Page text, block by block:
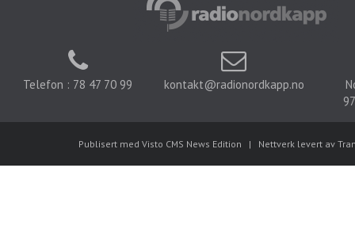
Telefon : 78 47 70 99 kontakt@radionordkapp.no
Publisert med Visto CMS News Edition | Nettverk levert av